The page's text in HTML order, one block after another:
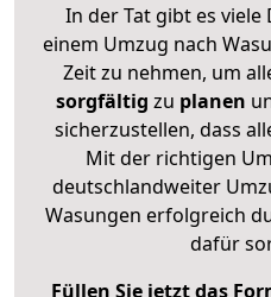
In der Tat gibt es viele
einem Umzug nach
Zeit zu nehmen, um
sorgfältig zu planen
sicherzustellen, dass
Mit der richtigen
deutschlandweiter
Wasungen erfolgreich
dafür
Füllen Sie jetzt das